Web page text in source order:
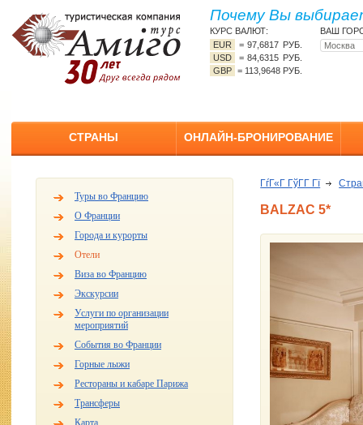
Почему Вы
КУРС ВАЛЮТ:
EUR
=97,6817 РУБ.
USD
=84,6315 РУБ.
GBP = 113,9648 РУБ.
ВАШ
СТРАНЫ ОНЛАЙН-БРОНИРОВАНИЕ
Туры во Францию
О Франции
Города и курорты
Отели
Виза во Францию
Экскурсии
Услуги по организации
мероприятий
События во Франции
Горные лыжи
Рестораны и кабаре Парижа
Трансферы
Карта
ГѓГ«Г ГўГ­Г Гї
BALZAC 5*